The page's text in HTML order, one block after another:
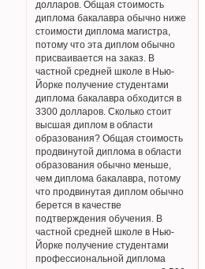
долларов. Общая стоимость
диплома бакалавра обычно ниже
стоимости диплома магистра,
потому что эта диплом обычно
присваивается на заказ. В
частной средней школе в Нью-
Йорке получение студентами
диплома бакалавра обходится в
3300 долларов. Сколько стоит
высшая диплом в области
образования? Общая стоимость
продвинутой диплома в области
образования обычно меньше,
чем диплома бакалавра, потому
что продвинутая диплом обычно
берется в качестве
подтверждения обучения. В
частной средней школе в Нью-
Йорке получение студентами
профессиональной диплома